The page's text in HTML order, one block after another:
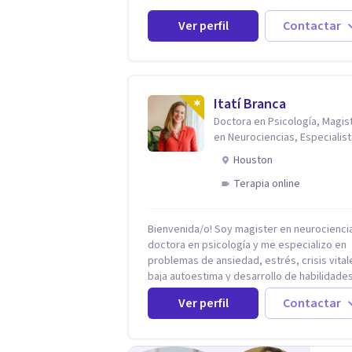
paso. Soy psicóloga clínica bilingüe con más de
una década de experiencia. He dictado
conferencias, escrito artículos y ejercido
los cambios y empezar de nuevo.
Ver perfil Contactar
Itatí Branca
Doctora en Psicología,
en Neurociencias,
ansiedad y mindfulness
Houston
Terapia online
Bienvenida/o! Soy magister en neurociencias,
doctora en psicología y me especializo en
problemas de ansiedad, estrés, crisis
baja autoestima y desarrollo de habilidades
para el bienestar emocional (acompaño
problemáticas como la desregulación
emocional, tendencias perfeccionistas,
Ver perfil Contactar